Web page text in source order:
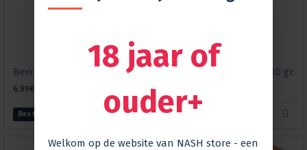
18 jaar of
ouder+
Welkom op de website van NASH store - een
Bevroren bessendrank Vsegda pozhaluysta! "Bessen glühwein", 300g
6.99€
Bestellen
Honing lindebloesem, 500 gr.
Bestellen